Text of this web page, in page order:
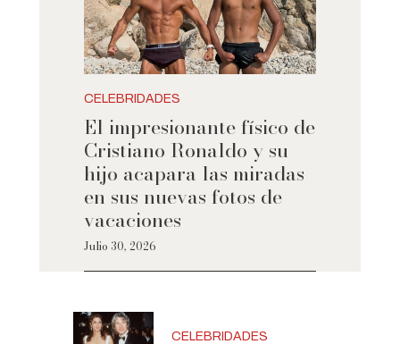
CELEBRIDADES
El impresionante físico de
Cristiano Ronaldo y su
hijo acapara las miradas
en sus nuevas fotos de
vacaciones
Julio 30, 2026
CELEBRIDADES